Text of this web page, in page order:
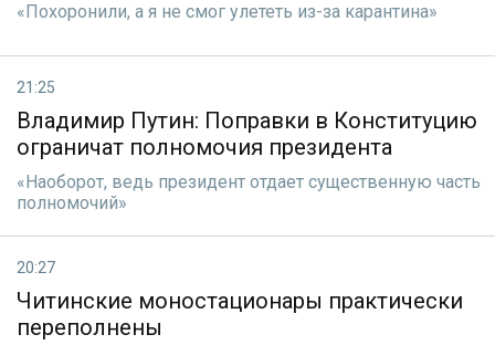
«Похоронили, а я не смог улететь из-за карантина»
21:25
Владимир Путин: Поправки в Конституцию
ограничат полномочия президента
«Наоборот, ведь президент отдает существенную часть
полномочий»
20:27
Читинские моностационары практически
переполнены